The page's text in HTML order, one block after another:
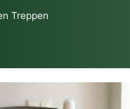
Treppen